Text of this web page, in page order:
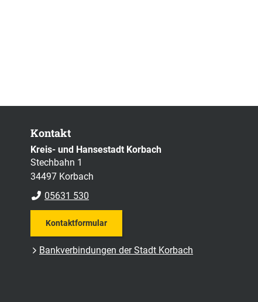
Kontakt
Kreis- und Hansestadt Korbach
Stechbahn 1
34497 Korbach
05631 530
Kontaktformular
Bankverbindungen der Stadt Korbach